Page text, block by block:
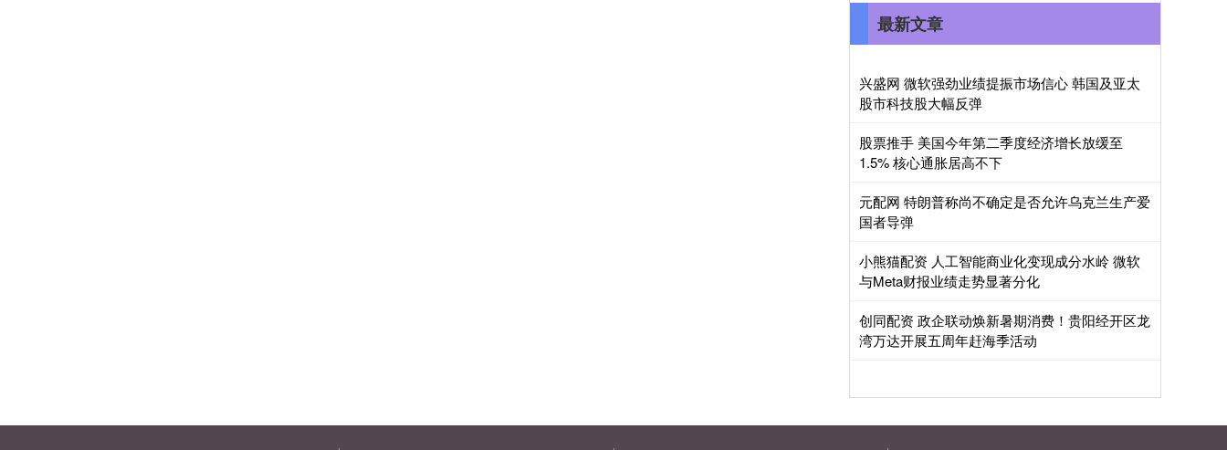
最新文章
兴盛网 微软强劲业绩提振市场信心 韩国及亚太
股市科技股大幅反弹
股票推手 美国今年第二季度经济增长放缓至
1.5% 核心通胀居高不下
元配网 特朗普称尚不确定是否允许乌克兰生产爱
国者导弹
小熊猫配资 人工智能商业化变现成分水岭 微软
与Meta财报业绩走势显著分化
创同配资 政企联动焕新暑期消费！贵阳经开区龙
湾万达开展五周年赶海季活动